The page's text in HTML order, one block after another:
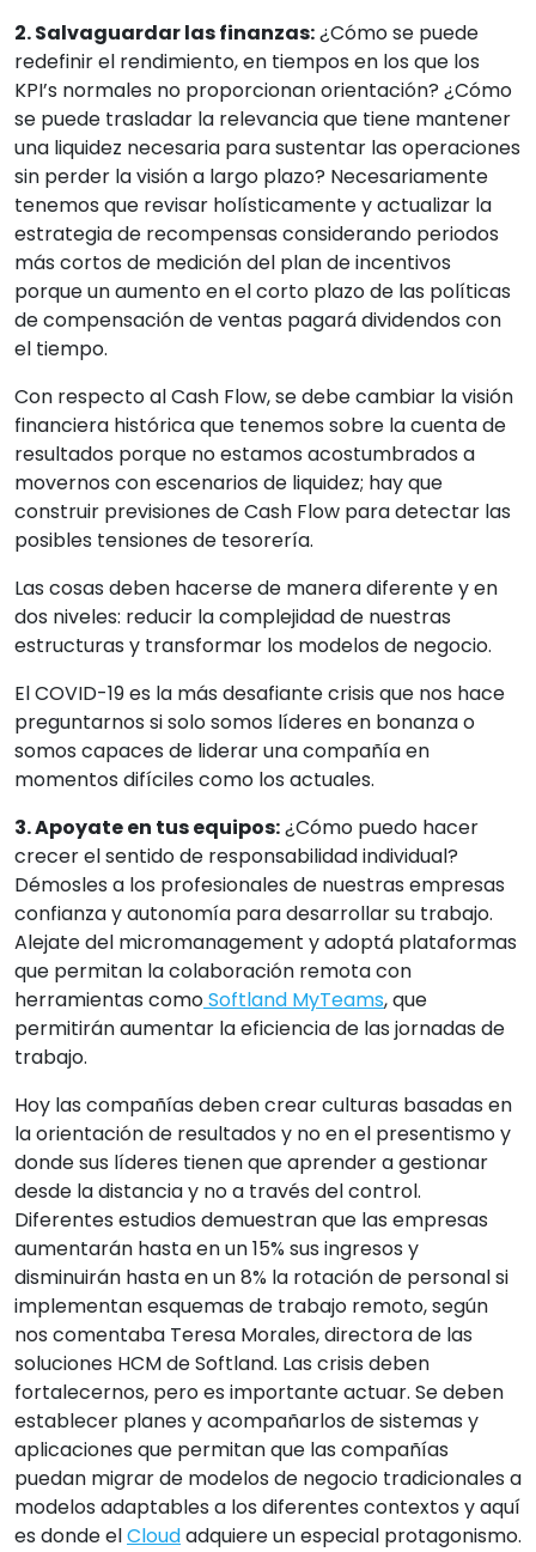
2. Salvaguardar las finanzas:¿Cómo se puede
redefinir el rendimiento, en tiempos en los que los
KPI’s normales no proporcionan orientación? ¿Cómo
se puede trasladar la relevancia que tiene mantener
una liquidez necesaria para sustentar las operaciones
sin perder la visión a largo plazo? Necesariamente
tenemos que revisar holísticamente y actualizar la
estrategia de recompensas considerando periodos
más cortos de medición del plan de incentivos
porque un aumento en el corto plazo de las políticas
de compensación de ventas pagará dividendos con
el tiempo.
Con respecto al Cash Flow, se debe cambiar la visión
financiera histórica que tenemos sobre la cuenta de
resultados porque no estamos acostumbrados a
movernos con escenarios de liquidez; hay que
construir previsiones de Cash Flow para detectar las
posibles tensiones de tesorería.
Las cosas deben hacerse de manera diferente y en
dos niveles: reducir la complejidad de nuestras
estructuras y transformar los modelos de negocio.
El COVID-19 es la más desafiante crisis que nos hace
preguntarnos si solo somos líderes en bonanza o
somos capaces de liderar una compañía en
momentos difíciles como los actuales.
3. Apoyate en tus equipos:¿Cómo puedo hacer
crecer el sentido de responsabilidad individual?
Démosles a los profesionales de nuestras empresas
confianza y autonomía para desarrollar su trabajo.
Alejate del micromanagement y adoptá plataformas
que permitan la colaboración remota con
herramientas comoSoftland MyTeams, que
permitirán aumentar la eficiencia de las jornadas de
trabajo.
Hoy las compañías deben crear culturas basadas en
la orientación de resultados y no en el presentismo y
donde sus líderes tienen que aprender a gestionar
desde la distancia y no a través del control.
Diferentes estudios demuestran que las empresas
aumentarán hasta en un 15% sus ingresos y
disminuirán hasta en un 8% la rotación de personal si
implementan esquemas de trabajo remoto, según
nos comentaba Teresa Morales, directora de las
soluciones HCM de Softland. Las crisis deben
fortalecernos, pero es importante actuar. Se deben
establecer planes y acompañarlos de sistemas y
aplicaciones que permitan que las compañías
puedan migrar de modelos de negocio tradicionales a
modelos adaptables a los diferentes contextos y aquí
es donde elCloudadquiere un especial protagonismo.